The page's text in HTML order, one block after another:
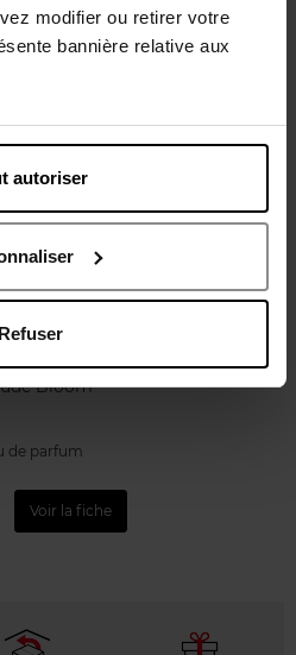
modifier ou retirer votre
bannière relative aux
autoriser
Refuser
aux avis des clients
ARMANI
Bloom
de parfum
Voir la fiche